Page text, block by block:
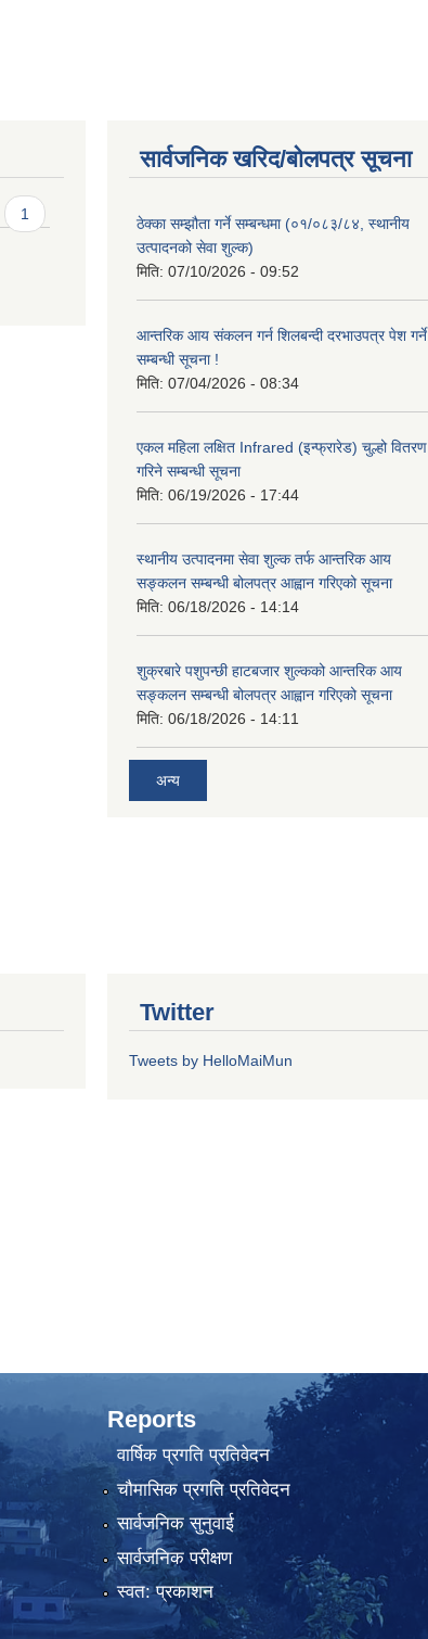
1
सार्वजनिक खरिद/बोलपत्र सूचना
ठेक्का सम्झौता गर्ने सम्बन्धमा (०१/०८३/८४, स्थानीय
उत्पादनको सेवा शुल्क)
मिति: 07/10/2026 - 09:52
आन्तरिक आय संकलन गर्न शिलबन्दी दरभाउपत्र पेश गर्ने
सम्बन्धी सूचना !
मिति: 07/04/2026 - 08:34
एकल महिला लक्षित Infrared (इन्फ्रारेड) चुल्हो वितरण
गरिने सम्बन्धी सूचना
मिति: 06/19/2026 - 17:44
स्थानीय उत्पादनमा सेवा शुल्क तर्फ आन्तरिक आय
सङ्कलन सम्बन्धी बोलपत्र आह्वान गरिएको सूचना
मिति: 06/18/2026 - 14:14
शुक्रबारे पशुपन्छी हाटबजार शुल्कको आन्तरिक आय
सङ्कलन सम्बन्धी बोलपत्र आह्वान गरिएको सूचना
मिति: 06/18/2026 - 14:11
अन्य
Twitter
Tweets by HelloMaiMun
Reports
वार्षिक प्रगति प्रतिवेदन
चौमासिक प्रगति प्रतिवेदन
सार्वजनिक सुनुवाई
सार्वजनिक परीक्षण
स्वत: प्रकाशन